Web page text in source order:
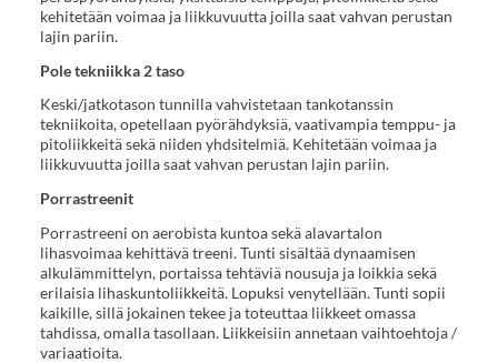
kehitetään voimaa ja liikkuvuutta joilla saat vahvan perustan
lajin pariin.
Pole tekniikka 2 taso
Keski/jatkotason tunnilla vahvistetaan tankotanssin
tekniikoita, opetellaan pyörähdyksiä, vaativampia temppu- ja
pitoliikkeitä sekä niiden yhdsitelmiä. Kehitetään voimaa ja
liikkuvuutta joilla saat vahvan perustan lajin pariin.
Porrastreenit
Porrastreeni on aerobista kuntoa sekä alavartalon
lihasvoimaa kehittävä treeni. Tunti sisältää dynaamisen
alkulämmittelyn, portaissa tehtäviä nousuja ja loikkia sekä
erilaisia lihaskuntoliikkeitä. Lopuksi venytellään. Tunti sopii
kaikille, sillä jokainen tekee ja toteuttaa liikkeet omassa
tahdissa, omalla tasollaan. Liikkeisiin annetaan vaihtoehtoja /
variaatioita.